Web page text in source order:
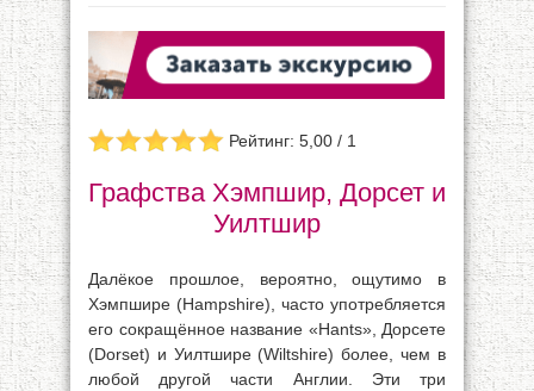
Рейтинг: 5,00 / 1
Графства Хэмпшир, Дорсет и
Уилтшир
Далёкое прошлое, вероятно, ощутимо в
Хэмпшире (Hampshire), часто употребляется
его сокращённое название «Hants», Дорсете
(Dorset) и Уилтшире (Wiltshire) более, чем в
любой другой части Англии. Эти три